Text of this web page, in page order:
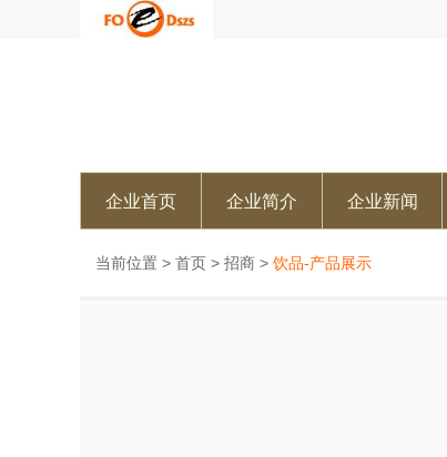
企业首页 企业简介 企业新闻
当前位置 > 首页 > 招商 > 饮品-产品展示